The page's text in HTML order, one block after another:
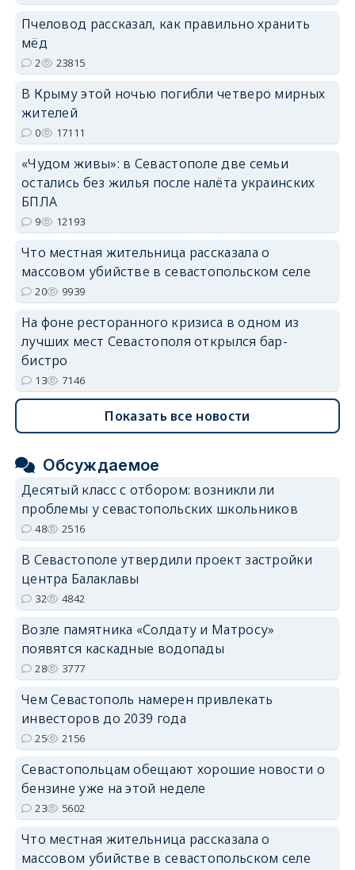
Пчеловод рассказал, как правильно хранить
мёд
2 23815
В Крыму этой ночью погибли четверо мирных
жителей
0 17111
«Чудом живы»: в Севастополе две семьи
остались без жилья после налёта украинских
БПЛА
9 12193
Что местная жительница рассказала о
массовом убийстве в севастопольском селе
20 9939
На фоне ресторанного кризиса в одном из
лучших мест Севастополя открылся бар-
бистро
13 7146
Показать все новости
Обсуждаемое
Десятый класс с отбором: возникли ли
проблемы у севастопольских школьников
48 2516
В Севастополе утвердили проект застройки
центра Балаклавы
32 4842
Возле памятника «Солдату и Матросу»
появятся каскадные водопады
28 3777
Чем Севастополь намерен привлекать
инвесторов до 2039 года
25 2156
Севастопольцам обещают хорошие новости о
бензине уже на этой неделе
23 5602
Что местная жительница рассказала о
массовом убийстве в севастопольском селе